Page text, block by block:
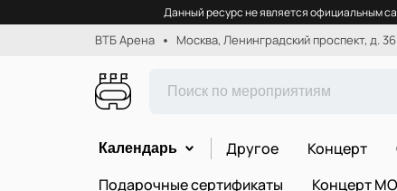
Данный ресурс не является официальным
ВТБ Арена Москва, Ленинградский проспект, д. 36
Календарь Другое Концерт
Подарочные сертификаты
Концерт